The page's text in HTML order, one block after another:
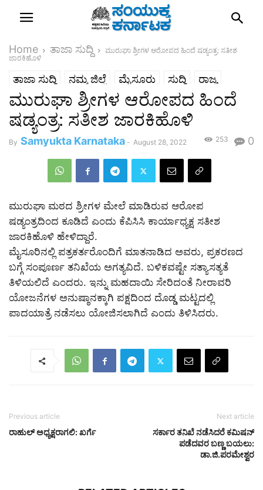
Home ತಾಜಾ ಸುದ್ದಿ
ಮುರುಘಾ ಶ್ರೀಗಳ ಆರೋಪದ ಹಿಂದೆ ಷಡ್ಯಂತ್ರ: ಸತೀಶ
ಜಾರಕಿಹೊಳಿ
ತಾಜಾ ಸುದ್ದಿ ನಮ್ಮ ಜಿಲ್ಲೆ ಮೈಸೂರು ಸುದ್ದಿ ರಾಜ್ಯ
ಮುರುಘಾ ಶ್ರೀಗಳ ಆರೋಪದ ಹಿಂದೆ
ಷಡ್ಯಂತ್ರ: ಸತೀಶ ಜಾರಕಿಹೊಳಿ
By Samyukta Karnataka - August 28, 2022 0
253
ಮುರುಘಾ ಮಠದ ಶ್ರೀಗಳ ಮೇಲೆ ಮಾಡಿರುವ ಆರೋಪ
ಷಡ್ಯಂತ್ರದಿಂದ ಕೂಡಿದೆ ಎಂದು ಕೆಪಿಸಿಸಿ ಕಾರ್ಯಾಧ್ಯಕ್ಷ ಸತೀಶ
ಜಾರಕಿಹೊಳಿ ಹೇಳಿದ್ದಾರೆ.
ಮೈಸೂರಿನಲ್ಲಿ ಪತ್ರಕರ್ತರೊಂದಿಗೆ ಮಾತನಾಡಿದ ಅವರು, ಪ್ರಕರಣದ
ಬಗ್ಗೆ ಸಂಪೂರ್ಣ ತನಿಖೆಯ ಅಗತ್ಯವಿದೆ. ಬಳಿಕವಷ್ಟೇ ಸತ್ಯಾಸತ್ಯತೆ
ತಿಳಿಯಲಿದೆ ಎಂದರು. ಇನ್ನು ಮಹದಾಯಿ ಸೇರಿದಂತೆ ನೀರಾವರಿ
ಯೋಜನೆಗಳ ಅನುಷ್ಠಾನಕ್ಕಾಗಿ ಪಕ್ಷದಿಂದ ದೊಡ್ಡ ಮಟ್ಟದಲ್ಲಿ
ಪಾದಯಾತ್ರೆ ನಡೆಸಲು ಯೋಜಿಸಲಾಗಿದೆ ಎಂದು ತಿಳಿಸಿದರು.
Previous article
ರಾಹುಲ್‌ ಅಧ್ಯಕ್ಷರಾಗಲಿ: ಖರ್ಗೆ
Next article
ಸರ್ಕಾರ ತನಿಖೆ ನಡೆಸಿದರೆ ಕಮಿಷನ್
ಪಡೆದವರ ಬಣ್ಣ ಬಯಲು:
ಡಾ.ಜಿ.ಪರಮೇಶ್ವರ